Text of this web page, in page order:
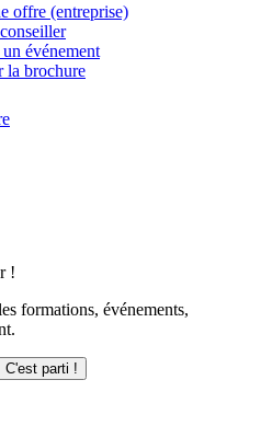
offre (entreprise)
un événement
la brochure
!
formations, événements,
C'est parti !